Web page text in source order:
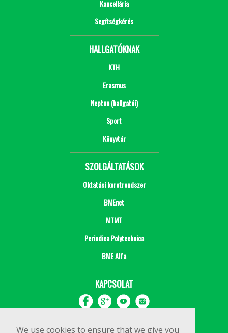
We use cookies to ensure that we give you
Kancellária
Segítségkérés
HALLGATÓKNAK
KTH
Erasmus
Neptun (hallgatói)
Sport
Könyvtár
SZOLGÁLTATÁSOK
Oktatási keretrendszer
BMEnet
MTMT
Periodica Polytechnica
BME Alfa
KAPCSOLAT